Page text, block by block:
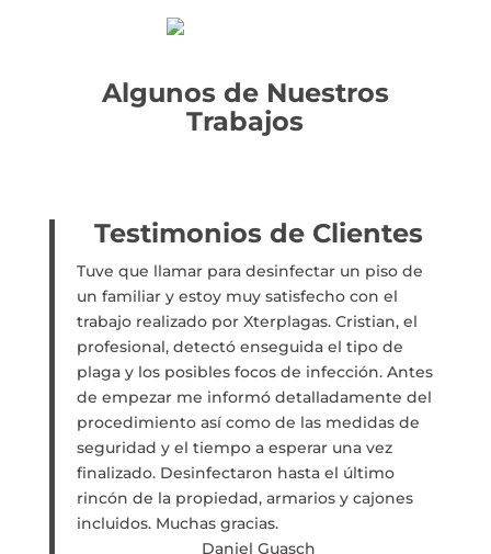
Algunos de Nuestros
Trabajos
Testimonios de Clientes
Tuve que llamar para desinfectar un piso de
un familiar y estoy muy satisfecho con el
trabajo realizado por Xterplagas. Cristian, el
profesional, detectó enseguida el tipo de
plaga y los posibles focos de infección. Antes
de empezar me informó detalladamente del
procedimiento así como de las medidas de
seguridad y el tiempo a esperar una vez
finalizado. Desinfectaron hasta el último
rincón de la propiedad, armarios y cajones
incluidos. Muchas gracias.
Daniel Guasch